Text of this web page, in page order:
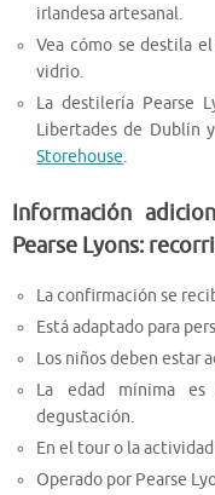
irlandesa artesanal.
Vea cómo se destila
vidrio.
La destilería Pearse
Libertades de Dublín
Storehouse.
Información
Pearse Lyons:
La confirmación se
Está adaptado para
Los niños deben estar
La edad mínima
degustación.
En el tour o la
Operado por Pearse